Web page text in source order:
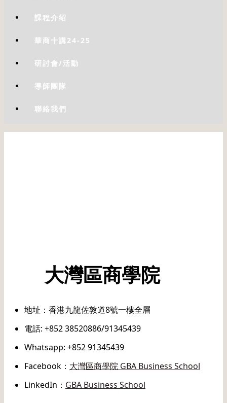
課程介绍
華商十講24-25
研討會/活動
導師團隊
聯絡我們
大灣區商學院
地址：香港九龍佐敦道8號一樓全層
電話: +852 38520886/91345439
Whatsapp: +852 91345439
Facebook： 大灣區商學院 GBA Business School
LinkedIn： GBA Business School